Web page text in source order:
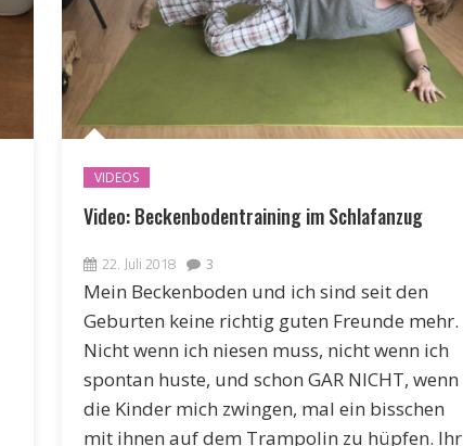
VIDEOS
Video: Beckenbodentraining im Schlafanzug
22. Juli 2018 3
Mein Beckenboden und ich sind seit den
Geburten keine richtig guten Freunde mehr.
Nicht wenn ich niesen muss, nicht wenn ich
spontan huste, und schon GAR NICHT, wenn
die Kinder mich zwingen, mal ein bisschen
mit ihnen auf dem Trampolin zu hüpfen. Ihr